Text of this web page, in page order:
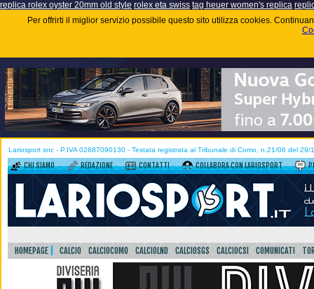
replica rolex oyster 20mm old style rolex eta swiss tag heuer women's replica
Per offrirti il miglior servizio possibile questo sito utilizza cookies.
Lariosport snc - P.IVA 02687090130 - Testata registrata al Tribunale di Como, n.21/06 del 29/
CHI SIAMO REDAZIONE CONTATTI COLLABORA CON LARIOSPORT
HOMEPAGE CALCIO CALCIOCOMO CALCIOLND CALCIOSGS CALCIOCSI COMUNICATI